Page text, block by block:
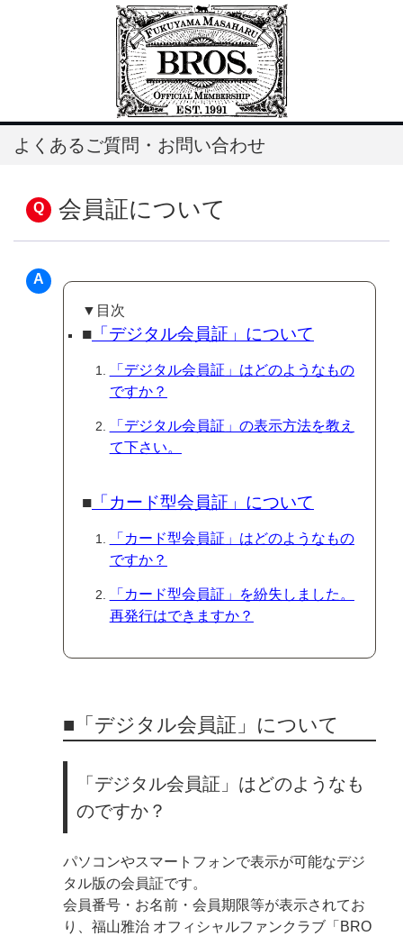
よくあるご質問・お問い合わせ
会員証について
▼目次
■ 「デジタル会員証」について
「デジタル会員証」はどのようなもの
ですか？
「デジタル会員証」の表示方法を教え
て下さい。
■ 「カード型会員証」について
「カード型会員証」はどのようなもの
ですか？
「カード型会員証」を紛失しました。
再発行はできますか？
■「デジタル会員証」について
「デジタル会員証」はどのようなも
のですか？
パソコンやスマートフォンで表示が可能なデジ
タル版の会員証です。
会員番号・お名前・会員期限等が表示されてお
り、福山雅治 オフィシャルファンクラブ「BRO